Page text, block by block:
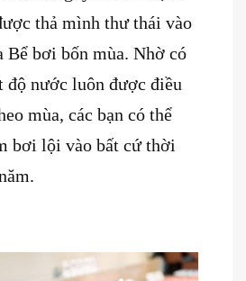
thả mình thư thái vào
Bể bơi bốn mùa. Nhờ có
độ nước luôn được điều
mùa, các bạn có thể
bơi lội vào bất cứ thời